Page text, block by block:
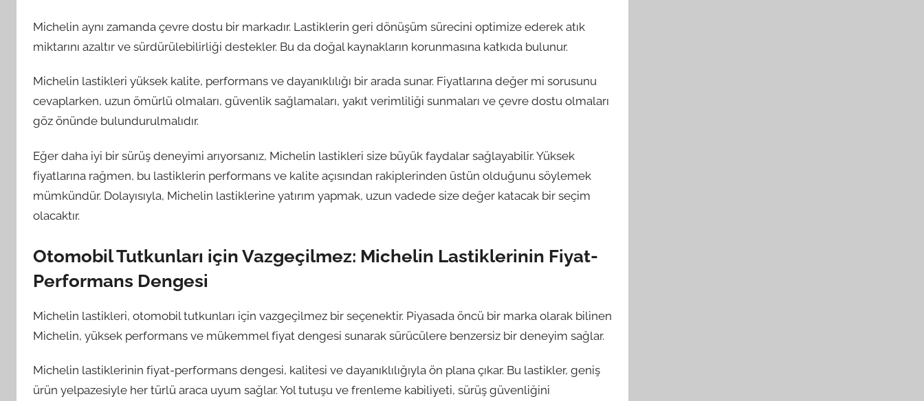
Michelin aynı zamanda çevre dostu bir markadır. Lastiklerin geri dönüşüm sürecini optimize ederek atık
miktarını azaltır ve sürdürülebilirliği destekler. Bu da doğal kaynakların korunmasına katkıda bulunur.
Michelin lastikleri yüksek kalite, performans ve dayanıklılığı bir arada sunar. Fiyatlarına değer mi sorusunu
cevaplarken, uzun ömürlü olmaları, güvenlik sağlamaları, yakıt verimliliği sunmaları ve çevre dostu olmaları
göz önünde bulundurulmalıdır.
Eğer daha iyi bir sürüş deneyimi arıyorsanız, Michelin lastikleri size büyük faydalar sağlayabilir. Yüksek
fiyatlarına rağmen, bu lastiklerin performans ve kalite açısından rakiplerinden üstün olduğunu söylemek
mümkündür. Dolayısıyla, Michelin lastiklerine yatırım yapmak, uzun vadede size değer katacak bir seçim
olacaktır.
Otomobil Tutkunları için Vazgeçilmez: Michelin Lastiklerinin Fiyat-
Performans Dengesi
Michelin lastikleri, otomobil tutkunları için vazgeçilmez bir seçenektir. Piyasada öncü bir marka olarak bilinen
Michelin, yüksek performans ve mükemmel fiyat dengesi sunarak sürücülere benzersiz bir deneyim sağlar.
Michelin lastiklerinin fiyat-performans dengesi, kalitesi ve dayanıklılığıyla ön plana çıkar. Bu lastikler, geniş
ürün yelpazesiyle her türlü araca uyum sağlar. Yol tutuşu ve frenleme kabiliyeti, sürüş güvenliğini